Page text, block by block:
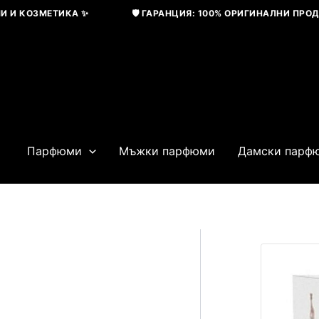
Skip
Парфюми Мъжки парфюми Дамски
✨ 🛡️ ГАРАНЦИЯ: 100% ОРИГИНАЛНИ